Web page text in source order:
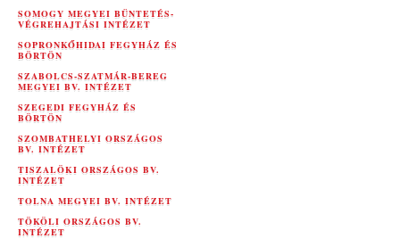
SOMOGY MEGYEI BÜNTETÉS-
VÉGREHAJTÁSI INTÉZET
SOPRONKŐHIDAI FEGYHÁZ ÉS
BÖRTÖN
SZABOLCS-SZATMÁR-BEREG
MEGYEI BV. INTÉZET
SZEGEDI FEGYHÁZ ÉS
BÖRTÖN
SZOMBATHELYI ORSZÁGOS
BV. INTÉZET
TISZALÖKI ORSZÁGOS BV.
INTÉZET
TOLNA MEGYEI BV. INTÉZET
TÖKÖLI ORSZÁGOS BV.
INTÉZET